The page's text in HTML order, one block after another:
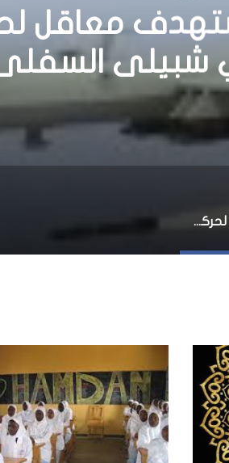
إغاثة
جدو
غارات جوية تستهدف معاقل لحركة الشباب في شبيلى السفلى